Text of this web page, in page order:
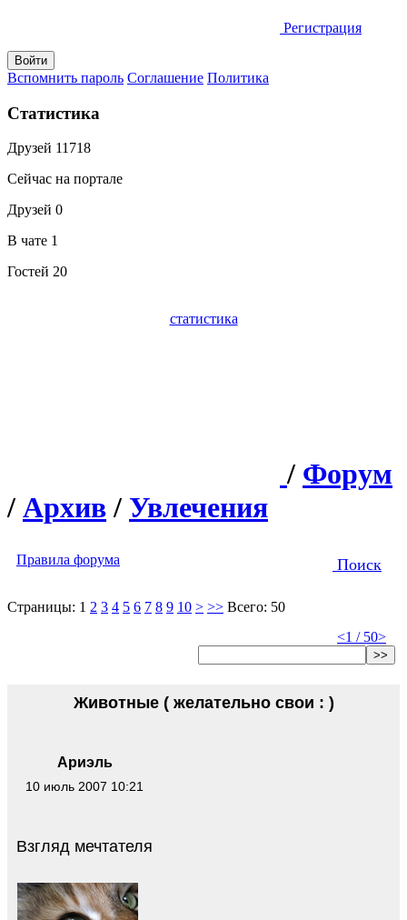
Регистрация
Вспомнить пароль Соглашение Политика
Статистика
Друзей 11718
Сейчас на портале
Друзей 0
В чате 1
Гостей 20
статистика
/ Форум
/ Архив / Увлечения
Правила форума Поиск
Страницы: 1 2 3 4 5 6 7 8 9 10 > >> Всего: 50
<1 / 50>
>>
Ариэль
10 июль 2007 10:21
Животные ( желательно свои : )
Взгляд мечтателя